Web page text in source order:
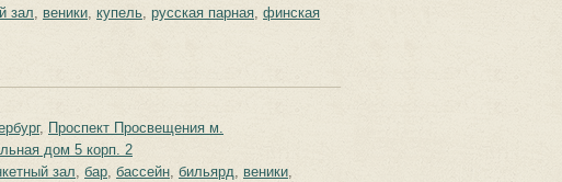
зал, веники, купель, русская парная, финская
Проспект Просвещения м.
дом 5 корп. 2
зал, бар, бассейн, бильярд, веники,